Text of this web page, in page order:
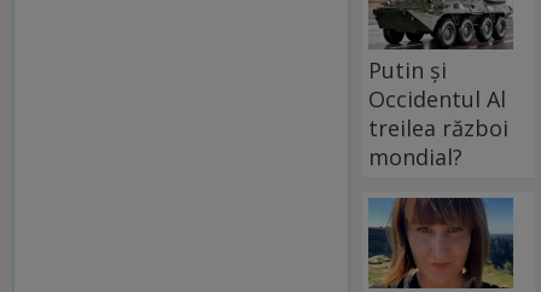
Putin și
Occidentul Al
treilea război
mondial?